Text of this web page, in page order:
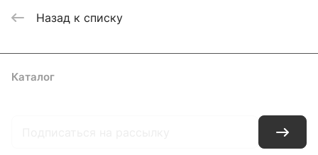
Назад к списку
Каталог